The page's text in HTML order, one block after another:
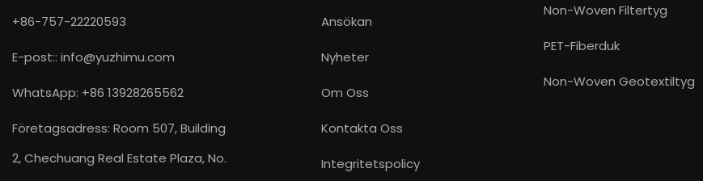
+86-757-22220593
E-post:: info@yuzhimu.com
WhatsApp: +86 13928265562
Företagsadress: Room 507, Building
2, Chechuang Real Estate Plaza, No.
Ansökan
Nyheter
Om Oss
Kontakta Oss
Integritetspolicy
Non-Woven Filtertyg
PET-Fiberduk
Non-Woven Geotextiltyg